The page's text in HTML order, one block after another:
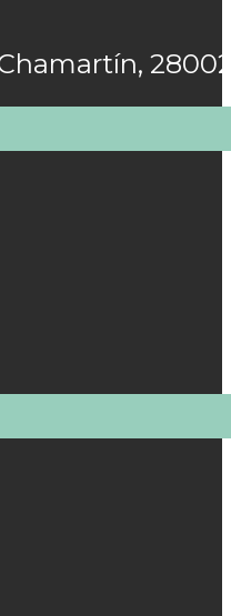
Chamartín,